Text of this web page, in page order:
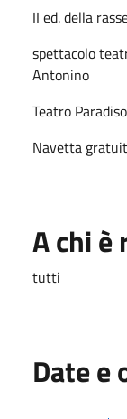
II ed. della
spettacolo
Antonino
Teatro
Navetta
A chi
tutti
Date e